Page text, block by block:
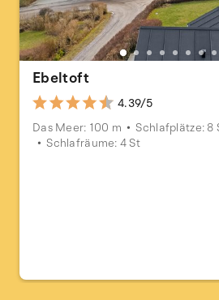
Ebeltoft
4.39/5
Das Meer: 100 m
Schlafplätze: 8
Schlafräume: 4 St